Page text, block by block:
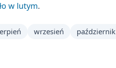
w lutym.
wrzesień październik